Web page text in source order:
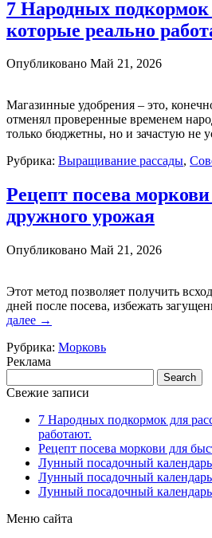
7 Народных подкормок
которые реально
Опубликовано Май 21, 2026
Магазинные удобрения – это,
отменял проверенные временем
только бюджетны, но и зачастую не
Рубрика: Выращивание рассады,
Рецепт посева
дружного урожая
Опубликовано Май 21, 2026
Этот метод позволяет получить
дней после посева, избежать
далее →
Рубрика: Морковь
Реклама
Свежие записи
7 Народных подкормок для
работают.
Рецепт посева моркови для
Лунный посадочный
Лунный посадочный
Лунный посадочный календарь
Меню сайта